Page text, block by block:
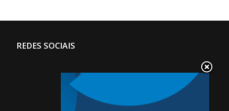
REDES SOCIAIS